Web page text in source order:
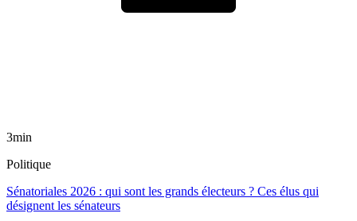
3min
Politique
Sénatoriales 2026 : qui sont les grands électeurs ? Ces élus qui
désignent les sénateurs